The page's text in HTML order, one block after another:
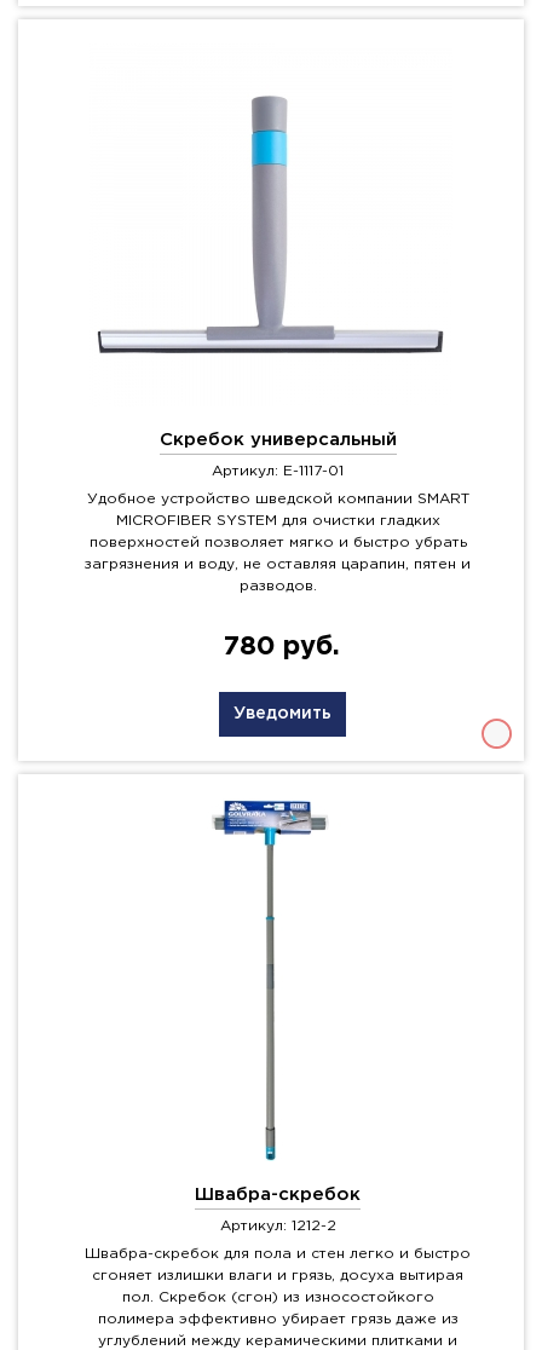
Скребок универсальный
Артикул: E-1117-01
Удобное устройство шведской компании SMART
MICROFIBER SYSTEM для очистки гладких
поверхностей позволяет мягко и быстро убрать
загрязнения и воду, не оставляя царапин, пятен и
разводов.
780 руб.
Уведомить
Швабра-скребок
Артикул: 1212-2
Швабра-скребок для пола и стен легко и быстро
сгоняет излишки влаги и грязь, досуха вытирая
пол. Скребок (сгон) из износостойкого
полимера эффективно убирает грязь даже из
углублений между керамическими плитками и